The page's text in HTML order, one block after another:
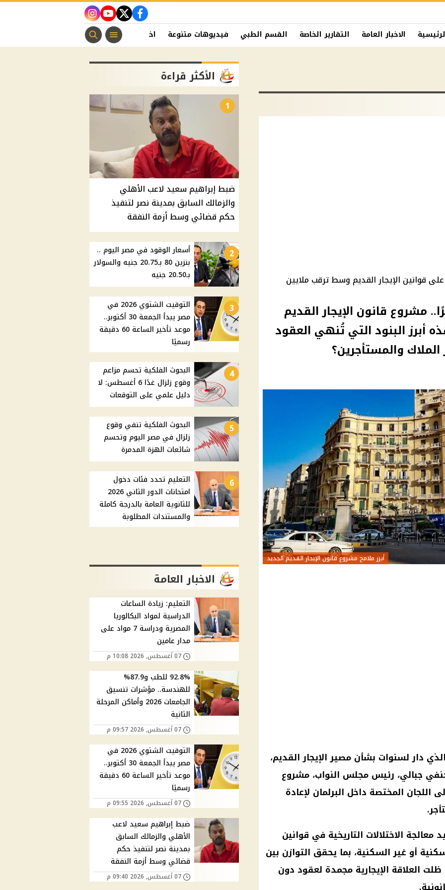
facebook
twitter
youtube
instagram
الاخبار العامة التقارير الخاصة القسم الطبي فيديوهات متنوعة اخبار الفن منوعات مسيحية
قوانين الإيجار القديم وسط ترقب ملايين
مشروع قانون الإيجار القديم
أبرز البنود التي تُنهي العقود
والمستأجرين؟
أبرز ملامح مشروع قانون الإيجار القديم الجديد
دار لسنوات بشأن مصير الإيجار القديم،
جبالي، رئيس مجلس النواب، مشروع
المختصة داخل البرلمان لإعادة
الاختلالات التاريخية في قوانين
أو غير السكنية، بما يحقق التوازن بين
العلاقة الإيجارية مجمدة لعقود دون
الأكثر قراءة
1
ضبط إبراهيم سعيد لاعب الأهلي
والزمالك السابق بمدينة نصر لتنفيذ
حكم قضائي وسط أزمة النفقة
2
أسعار الوقود في مصر اليوم ..
بنزين 80 بـ20.75 جنيه والسولار
بـ20.50 جنيه
3
التوقيت الشتوي 2026 في
مصر يبدأ الجمعة 30 أكتوبر..
موعد تأخير الساعة 60 دقيقة
رسميًا
4
البحوث الفلكية تحسم مزاعم
وقوع زلزال غدًا 6 أغسطس: لا
دليل علمي على التوقعات
5
البحوث الفلكية تنفي وقوع
زلزال في مصر اليوم وتحسم
شائعات الهزة المدمرة
6
التعليم تحدد فئات دخول
امتحانات الدور الثاني 2026
للثانوية العامة بالدرجة كاملة
والمستندات المطلوبة
الاخبار العامة
التعليم: زيادة الساعات
الدراسية لمواد البكالوريا
المصرية ودراسة 7 مواد على
مدار عامين
07 أغسطس, 2026 10:08 م
92.8% للطب و87.9%
للهندسة.. مؤشرات تنسيق
الجامعات 2026 وأماكن المرحلة
الثانية
07 أغسطس, 2026 09:57 م
التوقيت الشتوي 2026 في
مصر يبدأ الجمعة 30 أكتوبر..
موعد تأخير الساعة 60 دقيقة
رسميًا
07 أغسطس, 2026 09:55 م
ضبط إبراهيم سعيد لاعب
الأهلي والزمالك السابق
بمدينة نصر لتنفيذ حكم
قضائي وسط أزمة النفقة
07 أغسطس, 2026 09:40 م